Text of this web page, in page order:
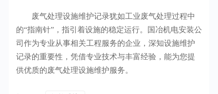
废气处理设施维护记录犹如工业废气处理过程中
的“指南针”，指引着设施的稳定运行。国冶机电安装公
司作为专业从事相关工程服务的企业，深知设施维护
记录的重要性，凭借专业技术与丰富经验，能为您提
供优质的废气处理设施维护服务。